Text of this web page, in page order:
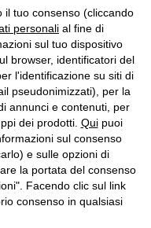
Gestione dei cookie
di recesso
riservati.
via Adua 33 - 13855
Reg. Imprese di
171345, N. Reg. Pile:
Capitale
all'attività di direzione
-Verwaltungsgesellschaft
tuo consenso (cliccando
personali al fine di
sul tuo dispositivo
browser, identificatori del
l'identificazione su siti di
pseudonimizzati), per la
annunci e contenuti, per
dei prodotti. Quipuoi
sul consenso
e sulle opzioni di
la portata del consenso
Facendo clic sul link
consenso in qualsiasi